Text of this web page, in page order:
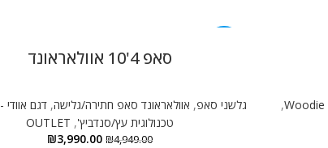
,
סאפ 4'10 אוולאראונד
גלשני סאפ, אוולאראונד סאפ חתירה/גלישה, דגם אוודי - Woodie
טכנולוגית עץ/סנדביץ',
OUTLET
₪4,949.00
₪3,990.00